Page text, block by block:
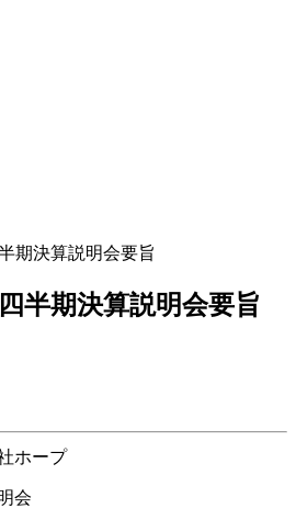
期決算説明会要旨
半期決算説明会要旨
ホープ
会